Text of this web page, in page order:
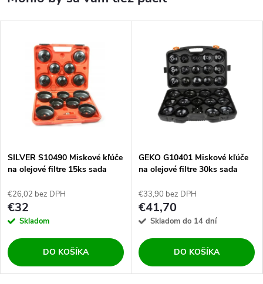
SILVER S10490 Miskové kľúče
na olejové filtre 15ks sada
€26,02 bez DPH
€32
Skladom
DO KOŠÍKA
GEKO G10401 Miskové kľúče
na olejové filtre 30ks sada
€33,90 bez DPH
€41,70
Skladom do 14 dní
DO KOŠÍKA